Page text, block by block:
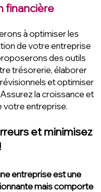
financière
à optimiser les
de votre entreprise
des outils
trésorerie, élaborer
et optimiser
la croissance et
votre entreprise.
et minimisez
entreprise est une
mais comporte